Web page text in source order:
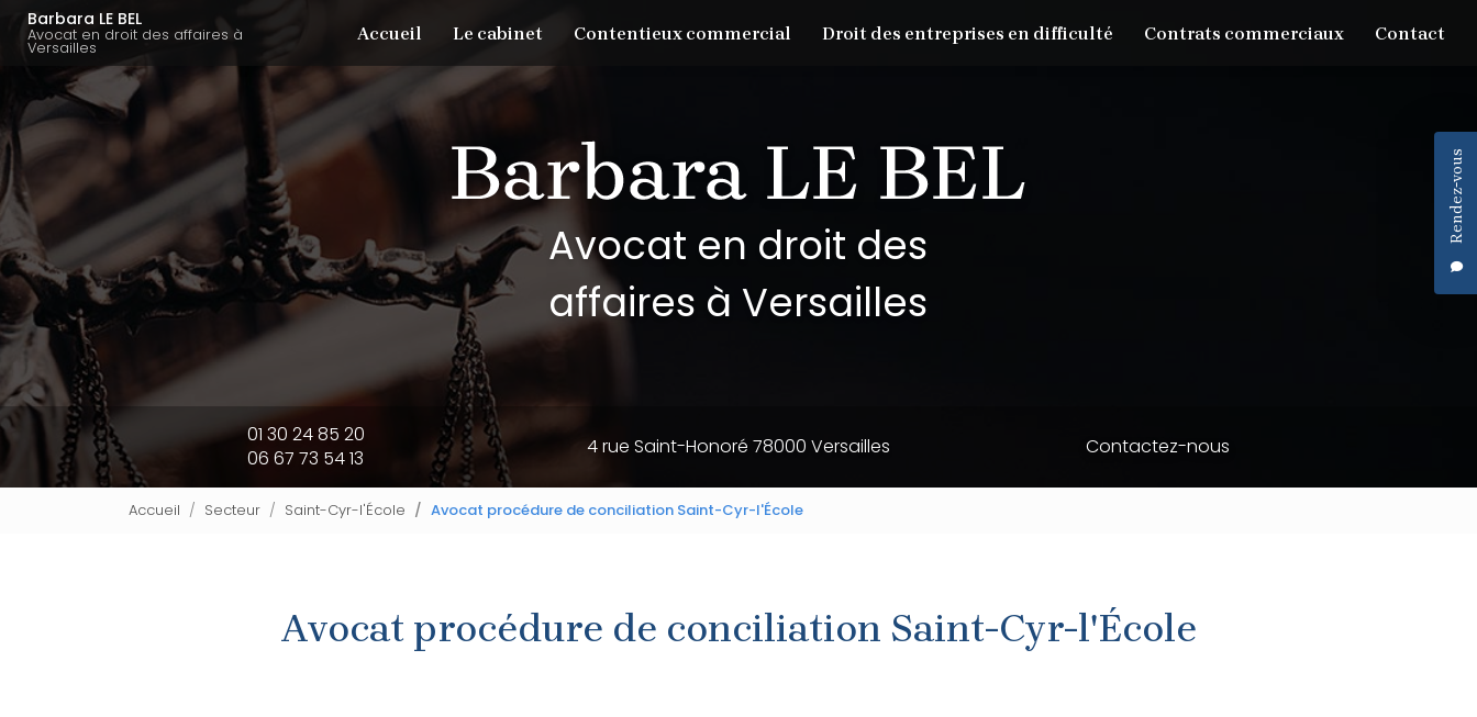
Aller
contenu
principal
Barbara LE BEL
Avocat en droit des affaires à
Versailles
Rendez-vous
Accueil
Le cabinet Contentieux commercial Droit des entreprises en difficulté Contrats commerciaux Contact
Avocat en droit des
affaires à Versailles
01 30 24 85 20
06 67 73 54 13
4 rue Saint-Honoré 78000 Versailles Contactez-nous
Accueil Secteur Saint-Cyr-l'École Avocat procédure de conciliation Saint-Cyr-l'École
Avocat procédure de conciliation Saint-Cyr-l'École